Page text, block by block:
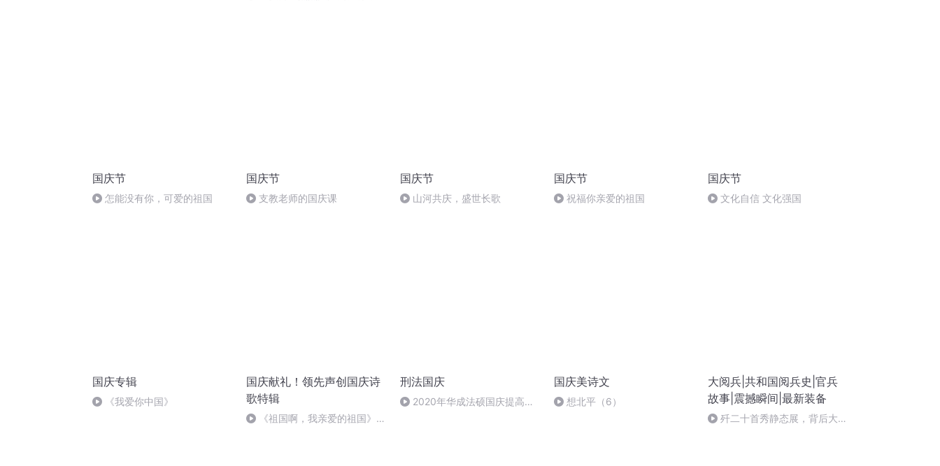
国庆节
怎能没有你，可爱的祖国
国庆节
支教老师的国庆课
国庆节
山河共庆，盛世长歌
国庆节
祝福你亲爱的祖国
国庆节
文化自信 文化强国
国庆专辑
《我爱你中国》
国庆献礼！领先声创国庆诗
歌特辑
《祖国啊，我亲爱的祖国》温
刑法国庆
2020年华成法硕国庆提高班
国庆美诗文
想北平（6）
大阅兵|共和国阅兵史|官兵
故事|震撼瞬间|最新装备
歼二十首秀静态展，背后大揭